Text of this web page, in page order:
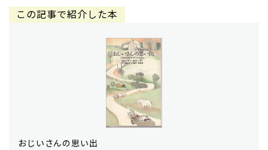
この記事で紹介した本
おじいさんの思い出